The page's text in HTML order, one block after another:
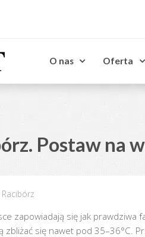
O nas Oferta
Postaw na
Racibórz
zapowiadają się jak prawdziwa
zbliżać się nawet pod 35–36°C.